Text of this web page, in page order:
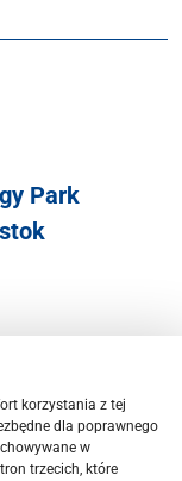
Park
korzystania z tej
dla poprawnego
w
trzecich, które